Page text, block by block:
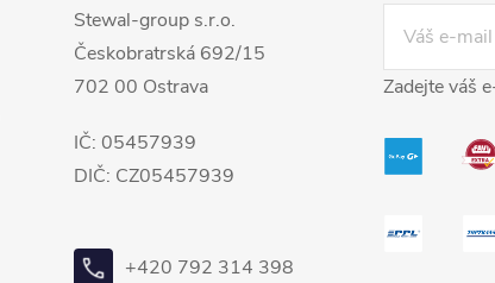
Stewal-group s.r.o.
Českobratrská 692/15
702 00 Ostrava
IČ: 05457939
DIČ: CZ05457939
+420 792 314 398
Zadejte váš